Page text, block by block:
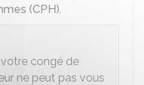
(CPH).
congé de
ne peut pas vous